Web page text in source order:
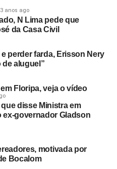
3 anos ago
N Lima pede que
da Casa Civil
perder farda, Erisson Nery
de aluguel”
Floripa, veja o vídeo
que disse Ministra em
ex-governador Gladson
motivada por
Bocalom